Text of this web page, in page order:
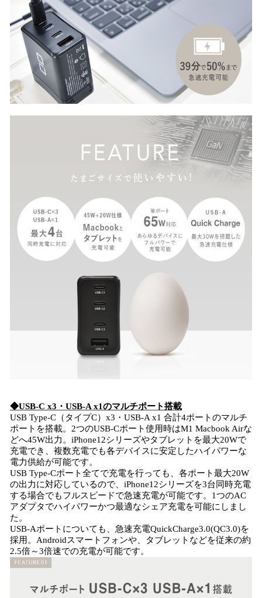
◆USB-C x3・USB-A x1のマルチポート搭載
USB Type-C（タイプC）x3・USB-A x1 合計4ポートのマルチ
ポートを搭載。2つのUSB-Cポート使用時はM1 Macbook Airな
どへ45W出力。iPhone12シリーズやタブレットを最大20Wで
充電でき、複数充電でも各デバイスに安定したハイパワーな
電力供給が可能です。
USB Type-Cポート全てで充電を行っても、各ポート最大20W
の出力に対応しているので、iPhone12シリーズを3台同時充電
する場合でもフルスピードで急速充電が可能です。1つのAC
アダプタでハイパワーかつ最適なシェア充電を可能にしまし
た。
USB-Aポートについても、急速充電QuickCharge3.0(QC3.0)を
採用。Androidスマートフォンや、タブレットなどを従来の約
2.5倍～3倍速での充電が可能です。